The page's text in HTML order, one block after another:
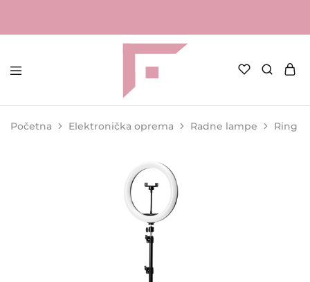
FAME
Profesionalna
za
kozmetičke
Početna Elektronička oprema Radne lampe Ring